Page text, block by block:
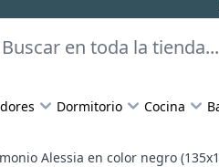
Buscar
Dormitorio Cocina
Alessia en color negro